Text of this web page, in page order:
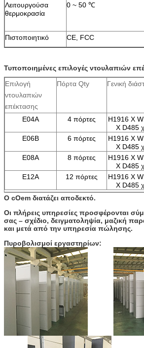
Λειτουργούσα
θερμοκρασία
0 ~ 50 ℃
Πιστοποιητικό CE, FCC
Τυποποιημένες επιλογές ντουλαπιών
Επιλογή
ντουλαπιών
επέκτασης
Πόρτα Qty Γενική
E04A 4 πόρτες
H1916 Χ
Χ D485
E06B
6 πόρτες
H1916 Χ
Χ D485
E08A
8 πόρτες
H1916 Χ
Χ D485
E12A
12 πόρτες
H1916 Χ
Χ D485
Ο cOem διατάζει αποδεκτό.
Οι πλήρεις υπηρεσίες προσφέρονται
σας – σχέδιο, δειγματοληψία, μαζική
και μετά από την υπηρεσία πώλησης.
Πυροβολισμοί εργαστηρίων: